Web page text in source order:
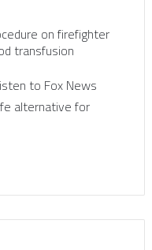
to Fox News
alternative for